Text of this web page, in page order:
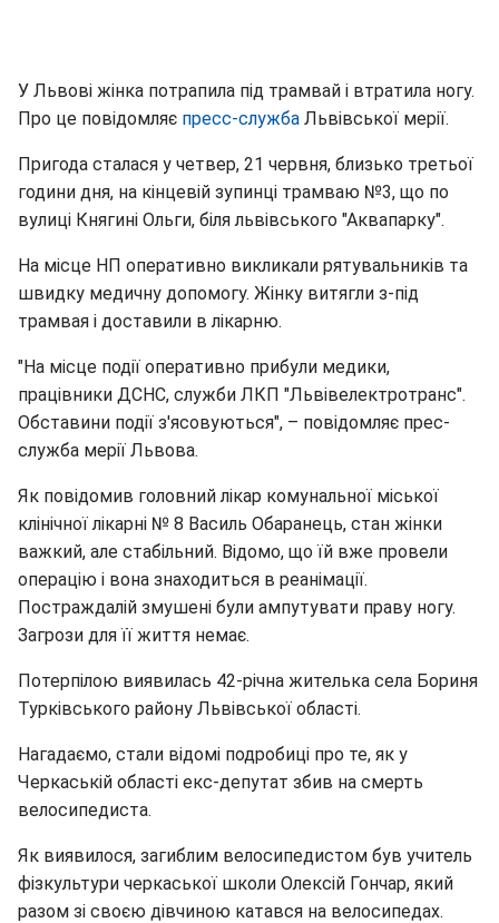
У Львові жінка потрапила під трамвай і втратила ногу.
Про це повідомляє пресс-служба Львівської мерії.
Пригода сталася у четвер, 21 червня, близько третьої
години дня, на кінцевій зупинці трамваю №3, що по
вулиці Княгині Ольги, біля львівського "Аквапарку".
На місце НП оперативно викликали рятувальників та
швидку медичну допомогу. Жінку витягли з-під
трамвая і доставили в лікарню.
"На місце події оперативно прибули медики,
працівники ДСНС, служби ЛКП "Львівелектротранс".
Обставини події з'ясовуються", – повідомляє прес-
служба мерії Львова.
Як повідомив головний лікар комунальної міської
клінічної лікарні № 8 Василь Обаранець, стан жінки
важкий, але стабільний. Відомо, що їй вже провели
операцію і вона знаходиться в реанімації.
Постраждалій змушені були ампутувати праву ногу.
Загрози для її життя немає.
Потерпілою виявилась 42-річна жителька села Бориня
Турківського району Львівської області.
Нагадаємо, стали відомі подробиці про те, як у
Черкаській області екс-депутат збив на смерть
велосипедиста.
Як виявилося, загиблим велосипедистом був учитель
фізкультури черкаської школи Олексій Гончар, який
разом зі своєю дівчиною катався на велосипедах.